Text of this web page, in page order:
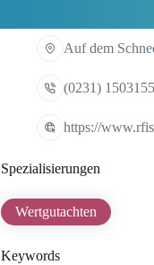
Auf dem
(0231) 1503155
https://
Spezialisierungen
Wertgutachten
Keywords